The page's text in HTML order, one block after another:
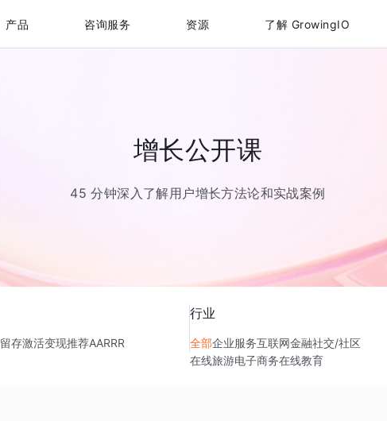
产品 咨询服务 资源 了解 GrowingIO
增长公开课
45 分钟深入了解用户增长方法论和实战案例
留存激活变现推荐AARRR
行业
全部企业服务互联网金融社交/社区
在线旅游电子商务在线教育